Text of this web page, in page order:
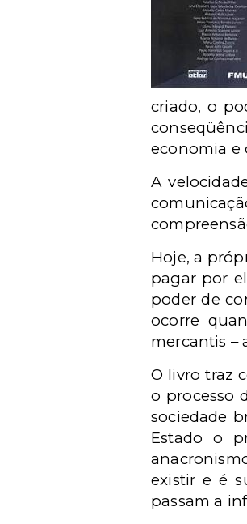
criado, o
economia e
A
Hoje, a
pagar por
poder de
ocorre
mercantis –
O livro traz
o processo
sociedade
Estado o
existir e é
passam a